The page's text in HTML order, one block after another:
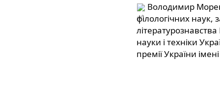
Володимир
філологічних наук,
науки і техніки
премії України